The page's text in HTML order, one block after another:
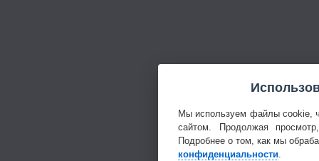
Мы используем файлы cookie,
сайтом. Продолжая
Подробнее о том, как мы
конфиденциальности